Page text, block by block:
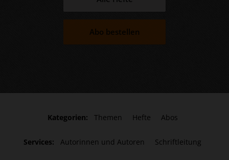
Abo bestellen
Kategorien: Themen Hefte Abos
Services: Autorinnen und Autoren Schriftleitung